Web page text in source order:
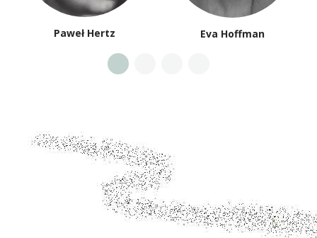
Paweł Hertz Eva Hoffman